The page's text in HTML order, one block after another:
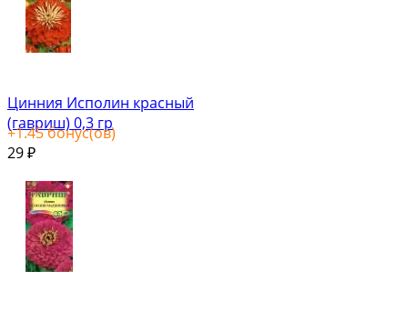
Цинния Исполин красный
(гавриш) 0,3 гр
+1.45бонус(ов)
29 ₽